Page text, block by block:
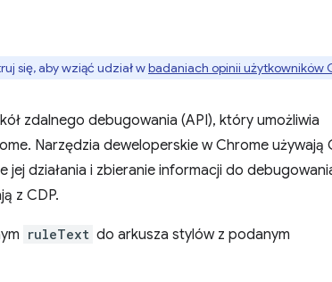
się, aby wziąć udział wbadaniach opinii użytkowników
zdalnego debugowania (API), który umożliwia
Narzędzia deweloperskie w Chrome używają
działania i zbieranie informacji do
z CDP.
ruleText do arkusza stylów z podanym